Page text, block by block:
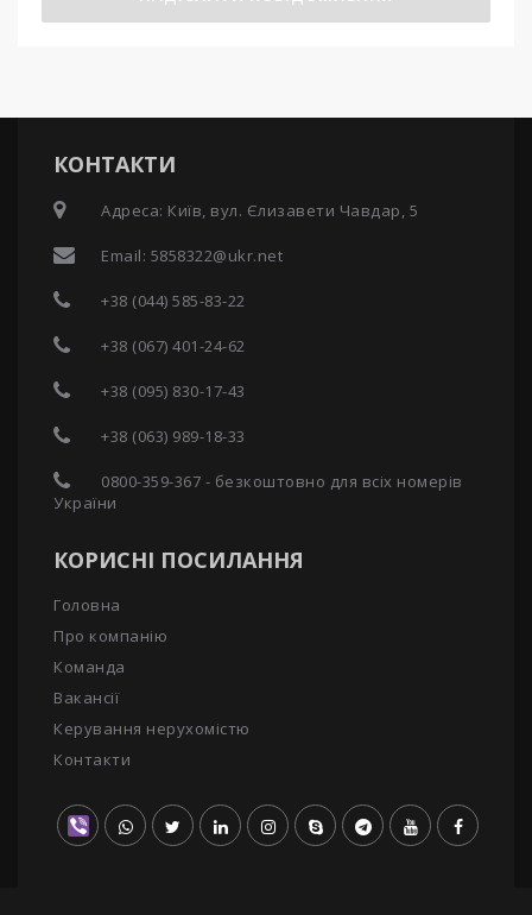
КОНТАКТИ
Адреса: Київ, вул. Єлизавети Чавдар, 5
Email: 5858322@ukr.net
+38 (044) 585-83-22
+38 (067) 401-24-62
+38 (095) 830-17-43
+38 (063) 989-18-33
0800-359-367 - безкоштовно для всіх номерів
України
КОРИСНІ ПОСИЛАННЯ
Головна
Про компанію
Команда
Вакансії
Керування нерухомістю
Контакти